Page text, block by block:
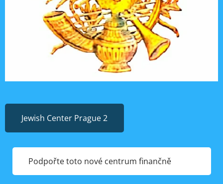
Jewish Center Prague 2
Podpořte toto nové centrum finančně ❤️✨